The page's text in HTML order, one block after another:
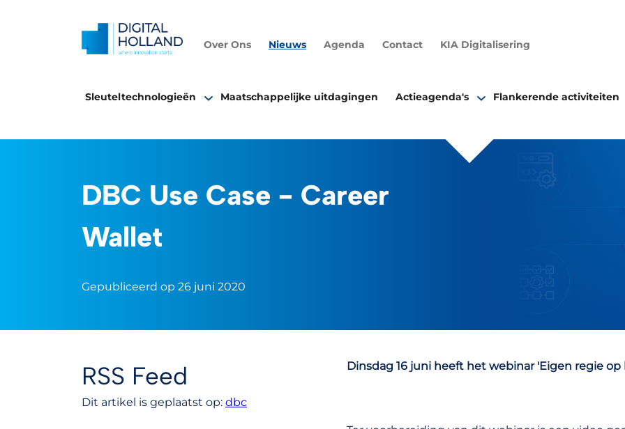
Over Ons Nieuws Agenda Contact KIA Digitalisering
Sleuteltechnologieën Maatschappelijke uitdagingen Actieagenda's Flankerende activiteiten
DBC Use Case - Career
Wallet
Gepubliceerd op 26 juni 2020
RSS Feed
Dit artikel is geplaatst op: dbc
Dinsdag 16 juni heeft het webinar 'Eigen regie